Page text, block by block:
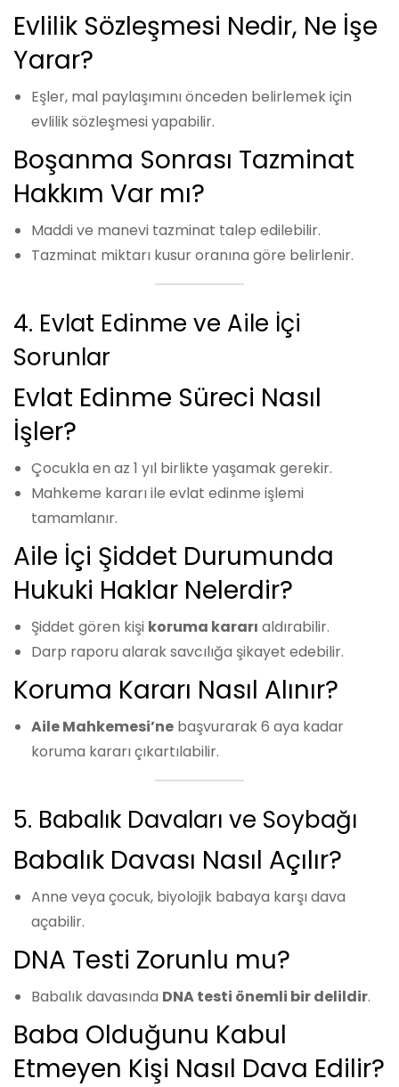
Evlilik Sözleşmesi Nedir, Ne İşe
Yarar?
Eşler, mal paylaşımını önceden belirlemek için
evlilik sözleşmesi yapabilir.
Boşanma Sonrası Tazminat
Hakkım Var mı?
Maddi ve manevi tazminat talep edilebilir.
Tazminat miktarı kusur oranına göre belirlenir.
4. Evlat Edinme ve Aile İçi
Sorunlar
Evlat Edinme Süreci Nasıl
İşler?
Çocukla en az 1 yıl birlikte yaşamak gerekir.
Mahkeme kararı ile evlat edinme işlemi
tamamlanır.
Aile İçi Şiddet Durumunda
Hukuki Haklar Nelerdir?
Şiddet gören kişi koruma kararı aldırabilir.
Darp raporu alarak savcılığa şikayet edebilir.
Koruma Kararı Nasıl Alınır?
Aile Mahkemesi’ne başvurarak 6 aya kadar
koruma kararı çıkartılabilir.
5. Babalık Davaları ve Soybağı
Babalık Davası Nasıl Açılır?
Anne veya çocuk, biyolojik babaya karşı dava
açabilir.
DNA Testi Zorunlu mu?
Babalık davasında DNA testi önemli bir delildir.
Baba Olduğunu Kabul
Etmeyen Kişi Nasıl Dava Edilir?